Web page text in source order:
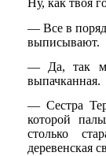
Ну, как твоя
— Все в
выписывают.
— Да, так
выпачканная.
— Сестра
которой
столько
деревенская